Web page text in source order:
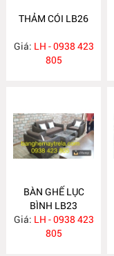
THẢM CÓI LB26
Giá: LH - 0938 423
805
BÀN GHẾ LỤC
BÌNH LB23
Giá: LH - 0938 423
805